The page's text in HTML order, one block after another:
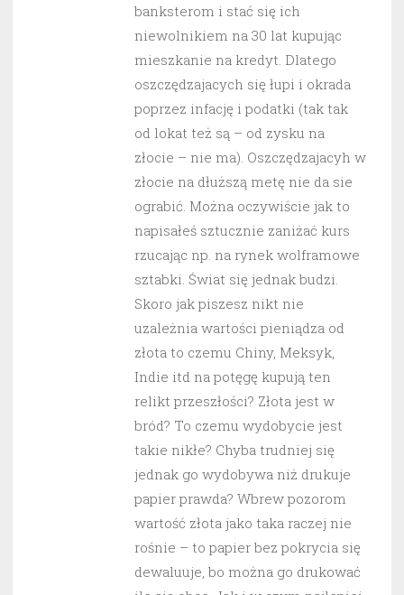
banksterom i stać się ich
niewolnikiem na 30 lat kupując
mieszkanie na kredyt. Dlatego
oszczędzajacych się łupi i okrada
poprzez infację i podatki (tak tak
od lokat też są – od zysku na
złocie – nie ma). Oszczędzajacyh w
złocie na dłuższą metę nie da sie
ograbić. Można oczywiście jak to
napisałeś sztucznie zaniżać kurs
rzucając np. na rynek wolframowe
sztabki. Świat się jednak budzi.
Skoro jak piszesz nikt nie
uzależnia wartości pieniądza od
złota to czemu Chiny, Meksyk,
Indie itd na potęgę kupują ten
relikt przeszłości? Złota jest w
bród? To czemu wydobycie jest
takie nikłe? Chyba trudniej się
jednak go wydobywa niż drukuje
papier prawda? Wbrew pozorom
wartość złota jako taka raczej nie
rośnie – to papier bez pokrycia się
dewaluuje, bo można go drukować